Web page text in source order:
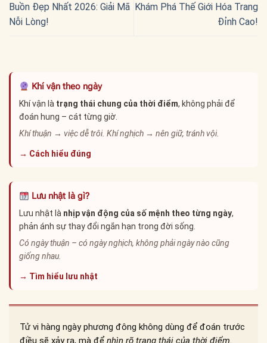
Buồn Đẹp Nhất 2026: Giải Mã
Nỗi Lòng!
Khám Phá Thế Giới Hóa Trang
Đỉnh Cao!
Khí vận theo ngày
Khí vận là trạng thái chung của thời điểm, không phải để
đoán hung – cát từng giờ.
Khí thuận → việc dễ trôi. Khí nghịch → nên giữ, tránh vội.
→ Cách hiểu đúng
Lưu nhật là gì?
Lưu nhật là nhịp vận động của số mệnh theo từng ngày,
phản ánh sự thay đổi ngắn hạn trong đời sống.
Có ngày thuận – có ngày nghịch, không phải ngày nào cũng
giống nhau.
→ Tìm hiểu lưu nhật
Tử vi hàng ngày phương đông không dùng để đoán trước
điều sẽ xảy ra, mà đểnhìn rõ trạng thái của thời điểm.